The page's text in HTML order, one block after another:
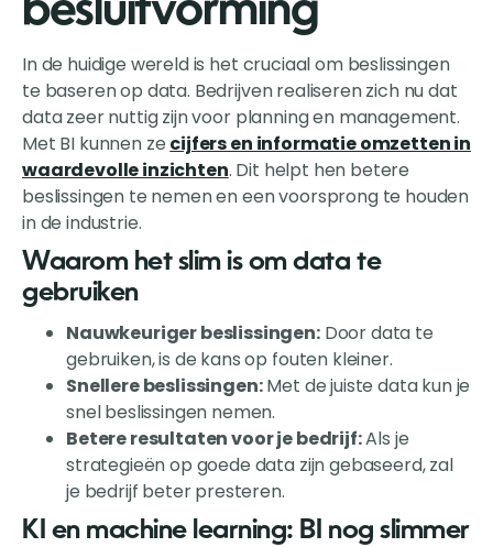
besluitvorming
In de huidige wereld is het cruciaal om beslissingen
te baseren op data. Bedrijven realiseren zich nu dat
data zeer nuttig zijn voor planning en management.
Met BI kunnen ze cijfers en informatie omzetten in
waardevolle inzichten. Dit helpt hen betere
beslissingen te nemen en een voorsprong te houden
in de industrie.
Waarom het slim is om data te
gebruiken
Nauwkeuriger beslissingen:Door data te
gebruiken, is de kans op fouten kleiner.
Snellere beslissingen:Met de juiste data kun je
snel beslissingen nemen.
Betere resultaten voor je bedrijf:Als je
strategieën op goede data zijn gebaseerd, zal
je bedrijf beter presteren.
KI en machine learning: BI nog slimmer